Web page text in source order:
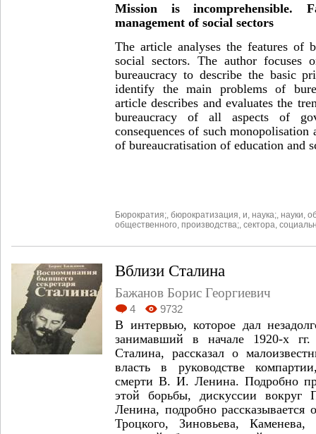
Mission is incomprehensible.
management of social sectors
The article analyses the features of
social sectors. The author focuses
bureaucracy to describe the basic
identify the main problems of
article describes and evaluates the
bureaucracy of all aspects of
consequences of such monopolisation
of bureaucratisation of education and
Бюрократия; бюрократизация и наука; науки
общественного производства; сектора
Вблизи Сталина
Бажанов Борис Георгиевич
4 9732
В интервью, которое дал
занимавший в начале 1920-х
Сталина, рассказал о
власть в руководстве
смерти В. И. Ленина. Подробно
этой борьбы, дискуссии вокруг
Ленина, подробно
Троцкого, Зиновьева,